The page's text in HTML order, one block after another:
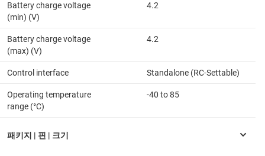
Battery charge voltage
(min) (V)
4.2
Battery charge voltage
(max) (V)
4.2
Control interface Standalone (RC-Settable)
Operating temperature
range (°C)
-40 to 85